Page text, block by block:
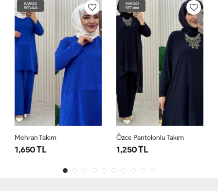
KARGO
BEDAVA
Mehran Takım
1,650 TL
KARGO
BEDAVA
Özce Pantolonlu Takım
1,250 TL